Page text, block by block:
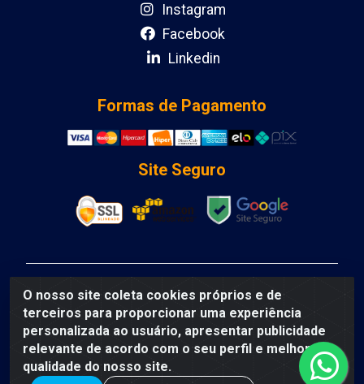
O nosso site coleta cookies próprios e de
terceiros para proporcionar uma experiência
personalizada ao usuário, apresentar publicidade
relevante de acordo com o seu perfil e melhorar a
qualidade do nosso site.
Instagram
Facebook
Linkedin
Formas de Pagamento
Site Seguro
DCA DISTRIBUIDORA DE COSMETICOS LTDA - AV
DEPUTADO LUIS EDUARDO MAGALHAES, Humildes,
Feira de Santana/BA - CEP 44135-000 - CNPJ:
31.912.909/0001-40